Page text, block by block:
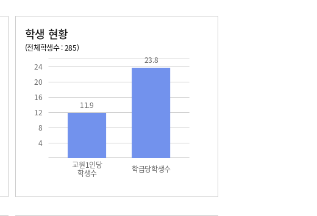
2026. 08. 14 금 ~ 2026. 08. 20 목
08. 15 토 - 여름방학
08. 15 토 - 광복절
08. 16 일 - 여름방학
08. 17 월 - 대체공휴일
08. 18 화 - 여름개학식
학생 현황
(전체학생수 : 285)
4
8
12
16
20
24
교원1인당
학생수 학급당학생수
11.9
23.8